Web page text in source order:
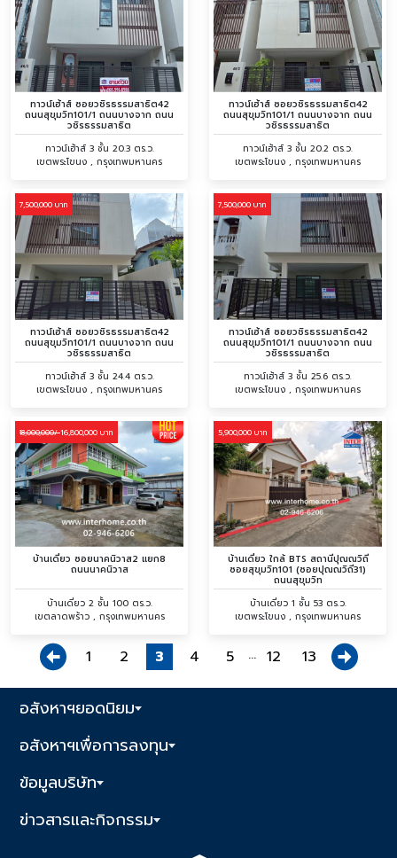
ทาวน์เฮ้าส์ ซอยวชิรธรรมสาธิต42
ถนนสุขุมวิท101/1 ถนนบางจาก ถนน
วชิรธรรมสาธิต
ทาวน์เฮ้าส์ 3 ชั้น 20.3 ตร.ว.
เขตพระโขนง , กรุงเทพมหานคร
ทาวน์เฮ้าส์ ซอยวชิรธรรมสาธิต42
ถนนสุขุมวิท101/1 ถนนบางจาก ถนน
วชิรธรรมสาธิต
ทาวน์เฮ้าส์ 3 ชั้น 20.2 ตร.ว.
เขตพระโขนง , กรุงเทพมหานคร
7,500,000 บาท
ทาวน์เฮ้าส์ ซอยวชิรธรรมสาธิต42
ถนนสุขุมวิท101/1 ถนนบางจาก ถนน
วชิรธรรมสาธิต
ทาวน์เฮ้าส์ 3 ชั้น 24.4 ตร.ว.
เขตพระโขนง , กรุงเทพมหานคร
7,500,000 บาท
ทาวน์เฮ้าส์ ซอยวชิรธรรมสาธิต42
ถนนสุขุมวิท101/1 ถนนบางจาก ถนน
วชิรธรรมสาธิต
ทาวน์เฮ้าส์ 3 ชั้น 25.6 ตร.ว.
เขตพระโขนง , กรุงเทพมหานคร
18,000,000/16,800,000 บาท
บ้านเดี่ยว ซอยนาคนิวาส2 แยก8
ถนนนาคนิวาส
บ้านเดี่ยว 2 ชั้น 100 ตร.ว.
เขตลาดพร้าว , กรุงเทพมหานคร
5,900,000 บาท
บ้านเดี่ยว ใกล้ BTS สถานีปุณณวิถี
ซอยสุขุมวิท101 (ซอยปุณณวิถี31)
ถนนสุขุมวิท
บ้านเดี่ยว 1 ชั้น 53 ตร.ว.
เขตพระโขนง , กรุงเทพมหานคร
1 2 3 4 5 ... 12 13
อสังหาฯยอดนิยม
อสังหาฯเพื่อการลงทุน
ข้อมูลบริษัท
ข่าวสารและกิจกรรม